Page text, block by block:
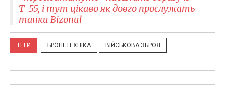
Т-55, і тут цікаво як довго прослужать
танки Bizonul
ТЕГИ БРОНЕТЕХНІКА ВІЙСЬКОВА ЗБРОЯ